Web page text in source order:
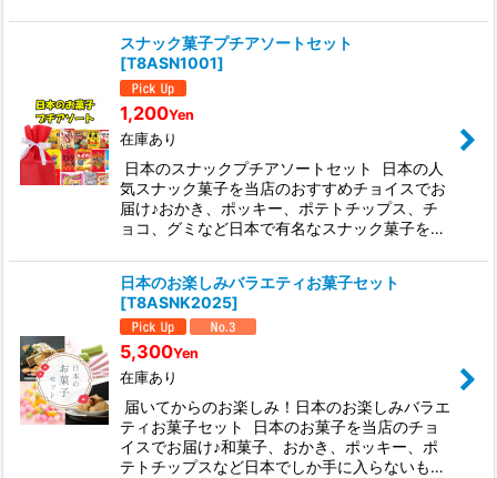
スナック菓子プチアソートセット
[T8ASN1001]
1,200Yen
在庫あり
日本のスナックプチアソートセット 日本の人
気スナック菓子を当店のおすすめチョイスでお
届け♪おかき、ポッキー、ポテトチップス、チ
ョコ、グミなど日本で有名なスナック菓子を…
日本のお楽しみバラエティお菓子セット
[T8ASNK2025]
5,300Yen
在庫あり
届いてからのお楽しみ！日本のお楽しみバラエ
ティお菓子セット 日本のお菓子を当店のチョ
イスでお届け♪和菓子、おかき、ポッキー、ポ
テトチップスなど日本でしか手に入らないも…